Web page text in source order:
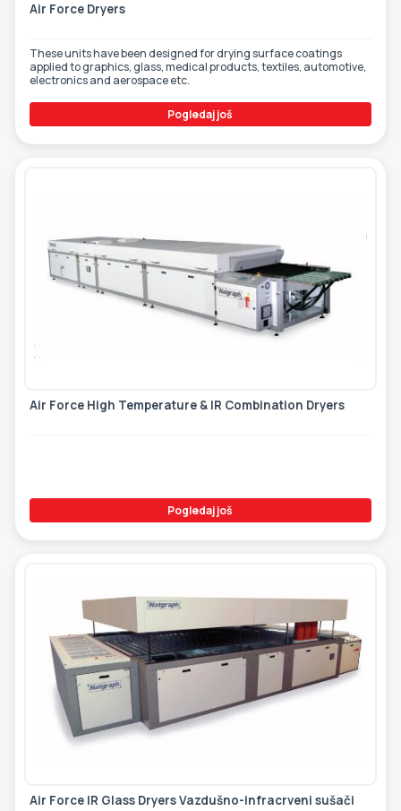
POMOĆNA OPREMA
PO NARUDŽBINI
POLOVNA OPREMA
ETIKETE
TEHNIČKI CRTEŽI
Air Force Dryers
These units have been designed for drying surface coatings
applied to graphics, glass, medical products, textiles, automotive,
electronics and aerospace etc.
Pogledaj još
Air Force High Temperature & IR Combination Dryers
Pogledaj još
Air Force IR Glass Dryers Vazdušno-infracrveni sušači